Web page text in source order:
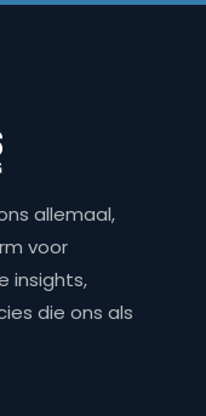
allemaal,
voor
insights,
die ons als